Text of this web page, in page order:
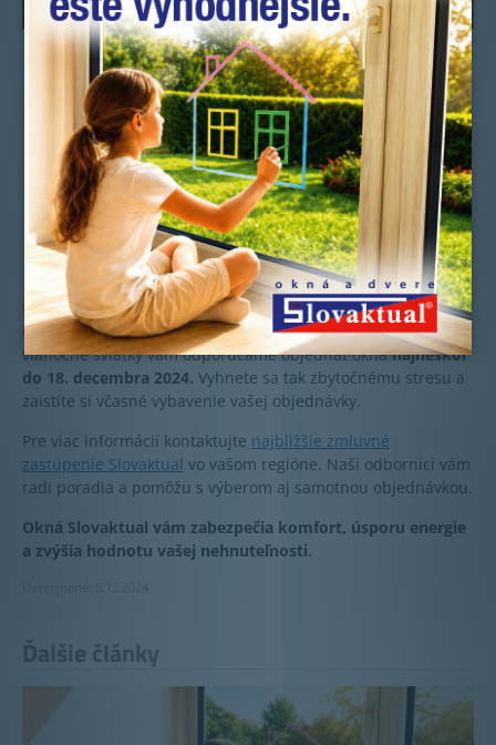
VIAC INFORMÁCIÍ O AKCII
Objednajte si ešte dnes
Nečakajte na zvýšenie cien a zabezpečte si svoje nové okná
od Slovaktual čo najskôr. Vzhľadom na nadchádzajúce
vianočné sviatky vám odporúčame objednať oknánajneskôr
do 18. decembra 2024. Vyhnete sa tak zbytočnému stresu a
zaistíte si včasné vybavenie vašej objednávky.
Pre viac informácií kontaktujte najbližšie zmluvné
zastúpenie Slovaktual vo vašom regióne. Naši odborníci vám
radi poradia a pomôžu s výberom aj samotnou objednávkou.
Okná Slovaktual vám zabezpečia komfort, úsporu energie
a zvýšia hodnotu vašej nehnuteľnosti.
Ďalšie články